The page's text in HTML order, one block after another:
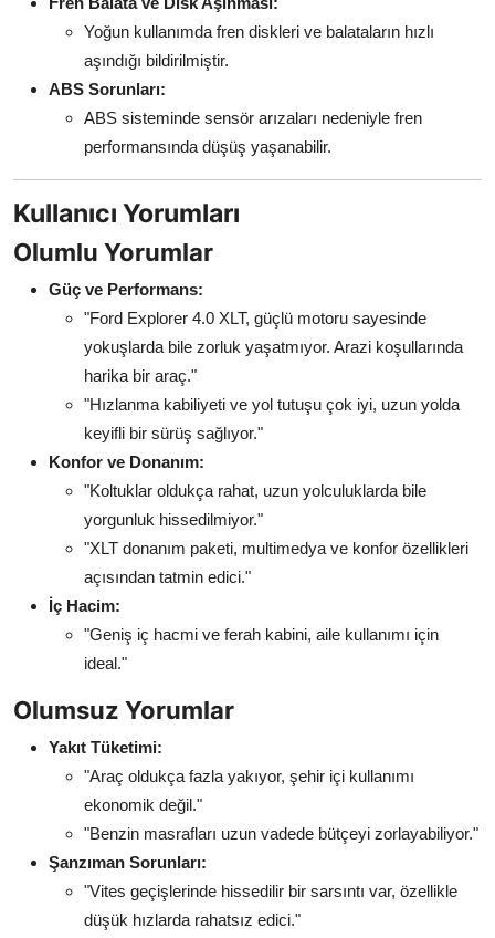
Yoğun kullanımda fren diskleri ve balataların hızlı
aşındığı bildirilmiştir.
ABS Sorunları:
ABS sisteminde sensör arızaları nedeniyle fren
performansında düşüş yaşanabilir.
Kullanıcı Yorumları
Olumlu Yorumlar
Güç ve Performans:
"Ford Explorer 4.0 XLT, güçlü motoru sayesinde
yokuşlarda bile zorluk yaşatmıyor. Arazi koşullarında
harika bir araç."
"Hızlanma kabiliyeti ve yol tutuşu çok iyi, uzun yolda
keyifli bir sürüş sağlıyor."
Konfor ve Donanım:
"Koltuklar oldukça rahat, uzun yolculuklarda bile
yorgunluk hissedilmiyor."
"XLT donanım paketi, multimedya ve konfor özellikleri
açısından tatmin edici."
İç Hacim:
"Geniş iç hacmi ve ferah kabini, aile kullanımı için
ideal."
Olumsuz Yorumlar
Yakıt Tüketimi:
"Araç oldukça fazla yakıyor, şehir içi kullanımı
ekonomik değil."
"Benzin masrafları uzun vadede bütçeyi zorlayabiliyor."
Şanzıman Sorunları:
"Vites geçişlerinde hissedilir bir sarsıntı var, özellikle
düşük hızlarda rahatsız edici."